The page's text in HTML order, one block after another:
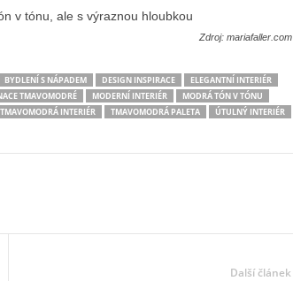
Zdroj: mariafaller.com
BYDLENÍ S NÁPADEM DESIGN INSPIRACE
ELEGANTNÍ INTERIÉR
TMAVOMODRÉ MODERNÍ INTERIÉR
MODRÁ TÓN V TÓNU
TMAVOMODRÁ INTERIÉR TMAVOMODRÁ PALETA
ÚTULNÝ INTERIÉR
Další článek